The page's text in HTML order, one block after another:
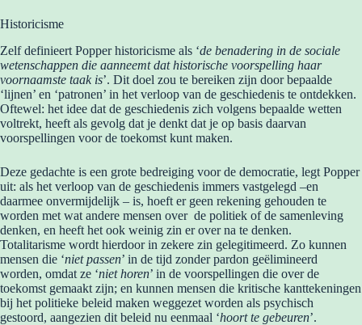
Historicisme
Zelf definieert Popper historicisme als ‘de benadering in de sociale
wetenschappen die aanneemt dat historische voorspelling haar
voornaamste taak is’. Dit doel zou te bereiken zijn door bepaalde
‘lijnen’ en ‘patronen’ in het verloop van de geschiedenis te ontdekken.
Oftewel: het idee dat de geschiedenis zich volgens bepaalde wetten
voltrekt, heeft als gevolg dat je denkt dat je op basis daarvan
voorspellingen voor de toekomst kunt maken.
Deze gedachte is een grote bedreiging voor de democratie, legt Popper
uit: als het verloop van de geschiedenis immers vastgelegd –en
daarmee onvermijdelijk – is, hoeft er geen rekening gehouden te
worden met wat andere mensen over de politiek of de samenleving
denken, en heeft het ook weinig zin er over na te denken.
Totalitarisme wordt hierdoor in zekere zin gelegitimeerd. Zo kunnen
mensen die ‘niet passen’ in de tijd zonder pardon geëlimineerd
worden, omdat ze ‘niet horen’ in de voorspellingen die over de
toekomst gemaakt zijn; en kunnen mensen die kritische kanttekeningen
bij het politieke beleid maken weggezet worden als psychisch
gestoord, aangezien dit beleid nu eenmaal ‘hoort te gebeuren’.